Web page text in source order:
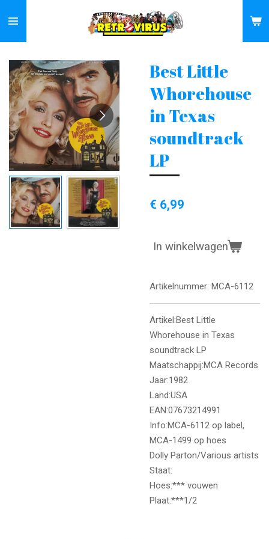
direct
naar
de
hoofdinhoud
Best Little
Whorehouse
in Texas
soundtrack
LP
€ 6,99
In winkelwagen
Artikelnummer: MCA-6112
Artikel:Best Little
Whorehouse in Texas
soundtrack LP
Maatschappij:MCA Records
Jaar:1982
Land:USA
EAN:07673214991
Info:MCA-6112 op label,
MCA-1499 op hoes
Dolly Parton/Various artists
Staat:
Hoes:*** vouwen
Plaat:***1/2